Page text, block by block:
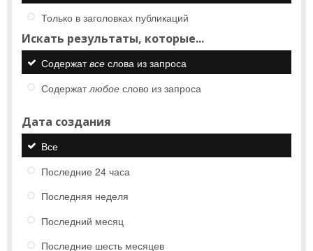
Только в заголовках публикаций
Искать результаты, которые...
Содержатвсе слова из запроса
Содержатлюбое слово из запроса
Дата создания
Все
Последние 24 часа
Последняя неделя
Последний месяц
Последние шесть месяцев